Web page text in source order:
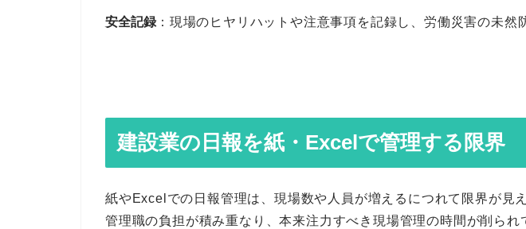
安全記録：現場のヒヤリハットや注意事項を記録し、労働災害の未然
建設業の日報を紙・Excelで管理する限界
紙やExcelでの日報管理は、現場数や人員が増えるにつれて限界が見え
管理職の負担が積み重なり、本来注力すべき現場管理の時間が削られ